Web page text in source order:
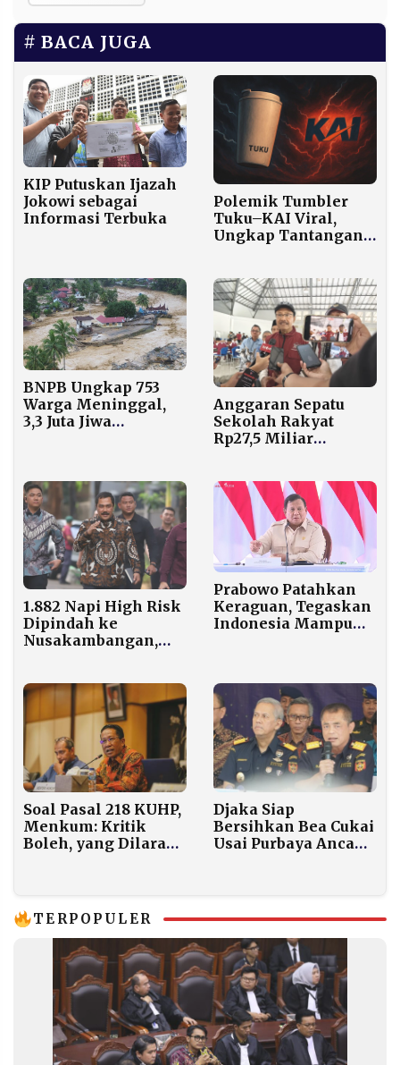
BACA JUGA
KIP Putuskan Ijazah
Jokowi sebagai
Informasi Terbuka
Polemik Tumbler
Tuku–KAI Viral,
Ungkap Tantangan
BNPB Ungkap 753
Warga Meninggal,
3,3 Juta Jiwa
Anggaran Sepatu
Sekolah Rakyat
Rp27,5 Miliar
Beri Klarifikasi
1.882 Napi High Risk
Dipindah ke
Nusakambangan,
Zero Narkoba
Prabowo Patahkan
Keraguan, Tegaskan
Indonesia Mampu
Soal Pasal 218 KUHP,
Menkum: Kritik
Boleh, yang Dilarang
Djaka Siap
Bersihkan Bea Cukai
Usai Purbaya Ancam
TERPOPULER